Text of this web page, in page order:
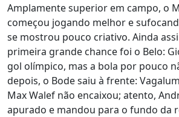
Amplamente superior em campo, o
começou jogando melhor e
se mostrou pouco criativo. Ainda
primeira grande chance foi o Belo:
gol olímpico, mas a bola por pouco
depois, o Bode saiu à frente:
Max Walef não encaixou; atento,
apurado e mandou para o fundo da